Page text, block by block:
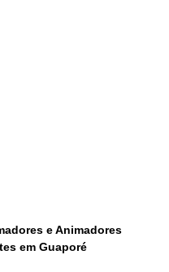
e Animadores
em Guaporé